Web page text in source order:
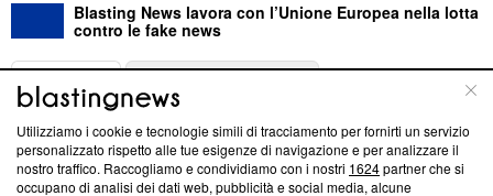
Blasting News lavora con l’Unione Europea nella lotta
contro le fake news
ABOUT
Questa sezione offre informazioni trasparenti su Blasting
News, sui nostri processi editoriali e su come ci impegniamo a
Utilizziamo i cookie e tecnologie simili di tracciamento per fornirti un servizio
personalizzato rispetto alle tue esigenze di navigazione e per analizzare il
nostro traffico. Raccogliamo e condividiamo con i nostri 1624partner che si
occupano di analisi dei dati web, pubblicità e social media, alcune